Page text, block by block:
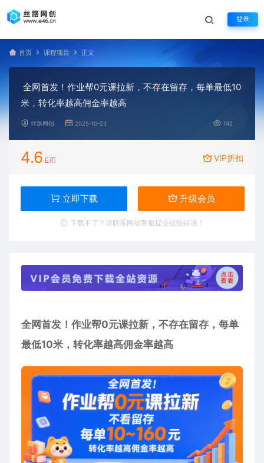
登录
首页 课程项目 正文
全网首发！作业帮0元课拉新，不存在留存，每单最低10
米，转化率越高佣金率越高
丝路网创 2025-10-23 142
4.6 E币 VIP折扣
立即下载 升级会员
下载不了？请联系网站客服提交链接错误！
全网首发！作业帮0元课拉新，不存在留存，每单
最低10米，转化率越高佣金率越高